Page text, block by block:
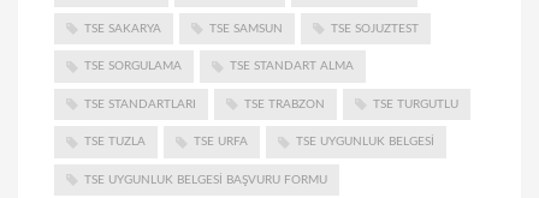
TSE SAKARYA TSE SAMSUN TSE SOJUZTEST
TSE SORGULAMA TSE STANDART ALMA
TSE STANDARTLARI TSE TRABZON TSE TURGUTLU
TSE TUZLA TSE URFA TSE UYGUNLUK BELGESI
TSE UYGUNLUK BELGESI BAŞVURU FORMU